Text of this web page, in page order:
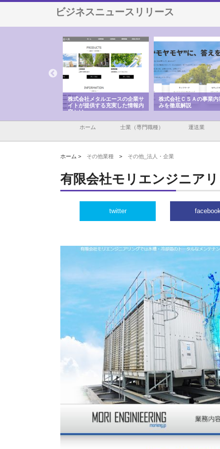
ビジネスニュースリリース
株式会社メタルエースの企業サ
イトが提供する充実した情報内
容とは
株式会社ＣＳＡの事業内
みを徹底解説
ホーム 士業（専門職種） 運送業
ホーム > その他業種 > その他_法人・企業
有限会社モリエンジニア
twitter